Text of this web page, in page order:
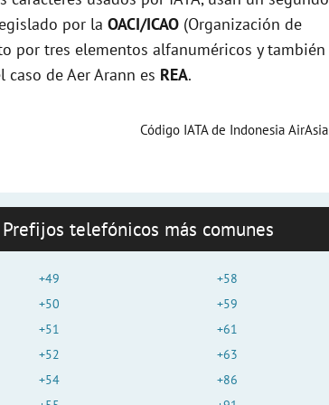
por la OACI/ICAO (Organización de
por tres elementos alfanuméricos y también
de Aer Arann es REA.
Código IATA de Indonesia AirAsia
Prefijos telefónicos más comunes
+49
+50
+51
+52
+54
+58
+59
+61
+63
+86